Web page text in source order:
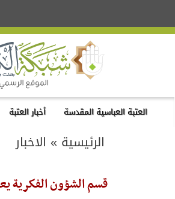
العتبة العباسية المقدسة أخبار العتبة
الرئيسية » الاخبار
قسم الشؤون الفكرية